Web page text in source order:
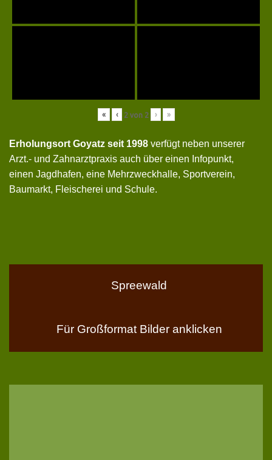
« ‹ 2von 2 › »
Erholungsort Goyatz seit 1998 verfügt neben unserer
Arzt.- und Zahnarztpraxis auch über einen Infopunkt,
einen Jagdhafen, eine Mehrzweckhalle, Sportverein,
Baumarkt, Fleischerei und Schule.
Spreewald
Für Großformat Bilder anklicken